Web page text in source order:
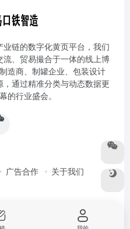
链的数字化黄页平台，我们
、贸易撮合于一体的线上博
造商、制罐企业、包装设计
通过精准分类与动态数据更
的行业盛会。
广告合作 关于我们